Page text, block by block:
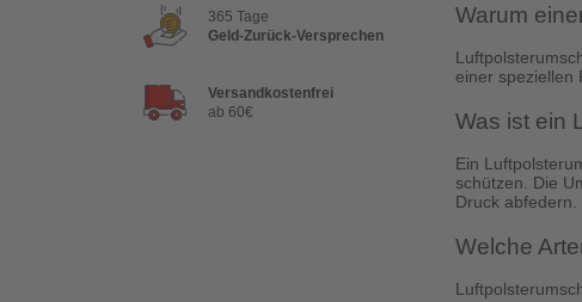
365 Tage
Geld-Zurück-Versprechen
Versandkostenfrei
ab 60€
Warum
einer speziellen
Was ist ein
Ein
schützen. Die
Druck abfedern.
Welche